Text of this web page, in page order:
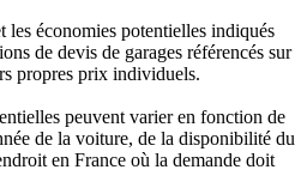
économies potentielles indiqués
de devis de garages référencés sur
propres prix individuels.
peuvent varier en fonction de
de la voiture, de la disponibilité du
en France où la demande doit